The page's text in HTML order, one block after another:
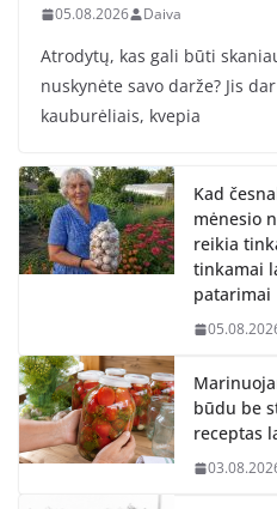
05.08.2026 Daiva
Atrodytų, kas gali būti
nuskynėte savo darže? Jis
kauburėliais, kvepia
Kad
mėnesio
reikia
tinkamai
patarimai
būdu be
receptas